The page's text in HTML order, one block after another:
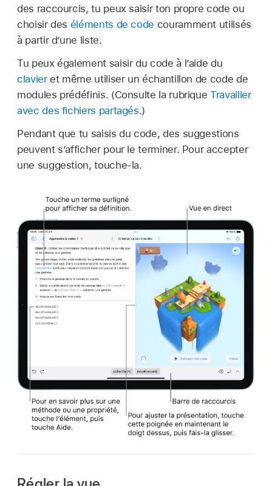
des raccourcis, tu peux saisir ton propre code ou
choisir des éléments de code couramment utilisés
à partir d’une liste.
Tu peux également saisir du code à l’aide du
clavieret même utiliser un échantillon de code de
modules prédéfinis. (Consulte la rubriqueTravailler
avec des fichiers partagés.)
Pendant que tu saisis du code, des suggestions
peuvent s’afficher pour le terminer. Pour accepter
une suggestion, touche-la.